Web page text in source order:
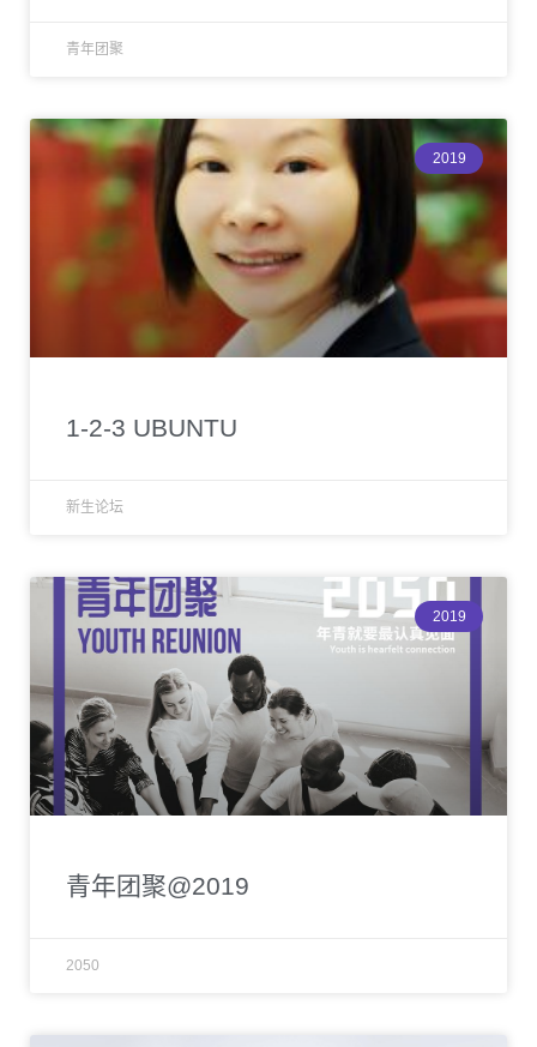
青年团聚
2019
1-2-3 UBUNTU
新生论坛
2019
青年团聚@2019
2050